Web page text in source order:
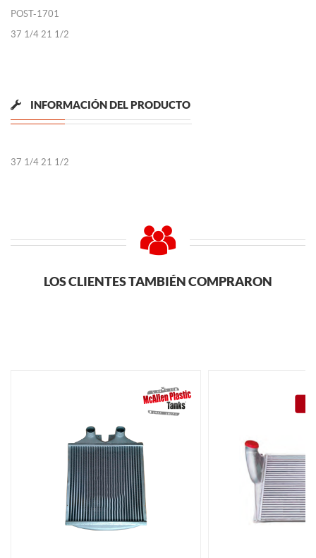
POST-1701
37 1/4 21 1/2
INFORMACIÓN DEL PRODUCTO
37 1/4 21 1/2
LOS CLIENTES TAMBIÉN COMPRARON